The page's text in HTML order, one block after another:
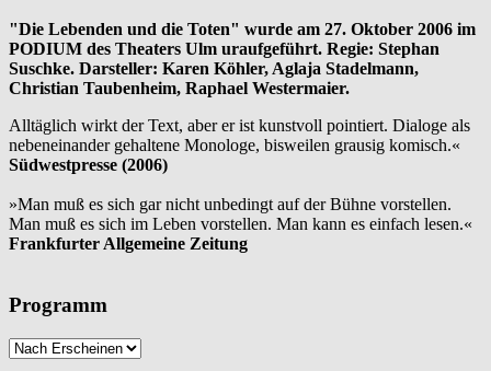
"Die Lebenden und die Toten" wurde am 27. Oktober 2006 im
PODIUM des Theaters Ulm uraufgeführt. Regie: Stephan
Suschke. Darsteller: Karen Köhler, Aglaja Stadelmann,
Christian Taubenheim, Raphael Westermaier.
Alltäglich wirkt der Text, aber er ist kunstvoll pointiert. Dialoge als
nebeneinander gehaltene Monologe, bisweilen grausig komisch.«
Südwestpresse (2006)
»Man muß es sich gar nicht unbedingt auf der Bühne vorstellen.
Man muß es sich im Leben vorstellen. Man kann es einfach lesen.«
Frankfurter Allgemeine Zeitung
Programm